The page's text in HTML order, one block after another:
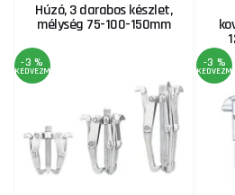
Húzó, 3 darabos készlet,
mélység 75-100-150mm
-3 %
KEDVEZMÉNY
-3 %